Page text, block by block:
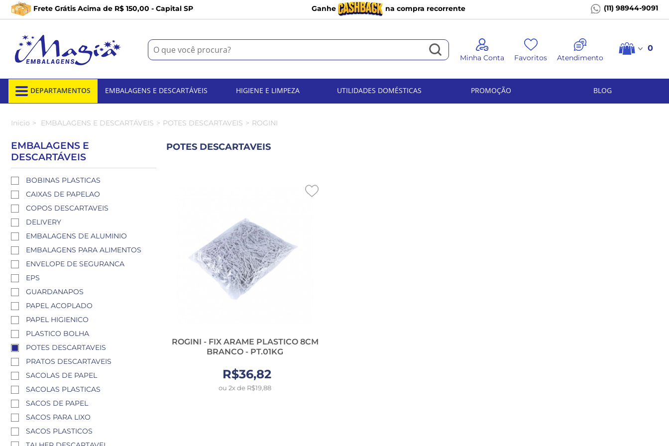
Frete Grátis Acima de R$ 150,00 - Capital SP Ganhe na compra recorrente (11) 98944-9091
Minha Conta Favoritos Atendimento
0
DEPARTAMENTOS EMBALAGENS E DESCARTÁVEIS HIGIENE E LIMPEZA UTILIDADES DOMÉSTICAS PROMOÇÃO BLOG
Inicio EMBALAGENS E DESCARTÁVEIS POTES DESCARTAVEIS ROGINI
EMBALAGENS E
DESCARTÁVEIS
BOBINAS PLASTICAS
CAIXAS DE PAPELAO
COPOS DESCARTAVEIS
DELIVERY
EMBALAGENS DE ALUMINIO
EMBALAGENS PARA ALIMENTOS
ENVELOPE DE SEGURANCA
EPS
GUARDANAPOS
PAPEL ACOPLADO
PAPEL HIGIENICO
PLASTICO BOLHA
POTES DESCARTAVEIS
PRATOS DESCARTAVEIS
SACOLAS DE PAPEL
SACOLAS PLASTICAS
SACOS DE PAPEL
SACOS PARA LIXO
SACOS PLASTICOS
POTES DESCARTAVEIS
ROGINI - FIX ARAME PLASTICO 8CM
BRANCO - PT.01KG
R$36,82
ou 2x de R$19,88